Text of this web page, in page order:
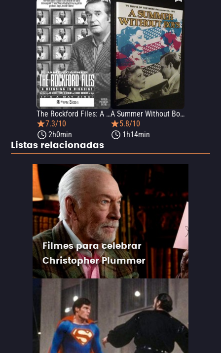
The Rockford Files: A Blessing in Disguise
7.3/10
2h0min
A Summer Without Boys
5.8/10
1h14min
Listas relacionadas
Filmes para celebrar
Christopher Plummer